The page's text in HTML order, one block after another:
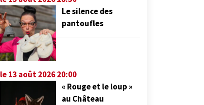
Le silence des
pantoufles
le 13 août 2026 20:00
« Rouge et le loup »
au Château